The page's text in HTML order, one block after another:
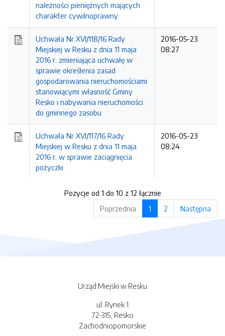
należności pieniężnych mających
charakter cywilnoprawny
Uchwała Nr XVI/118/16 Rady
Miejskiej w Resku z dnia 11 maja
2016 r. zmieniająca uchwałę w
sprawie określenia zasad
gospodarowania nieruchomościami
stanowiącymi własność Gminy
Resko i nabywania nieruchomości
do gminnego zasobu
2016-05-23
08:27
Uchwała Nr XVI/117/16 Rady
Miejskiej w Resku z dnia 11 maja
2016 r. w sprawie zaciągnięcia
pożyczki
2016-05-23
08:24
Pozycje od 1 do 10 z 12 łącznie
Poprzednia
1 2 Następna
Urząd Miejski w Resku
ul. Rynek 1
72-315, Resko
Zachodniopomorskie